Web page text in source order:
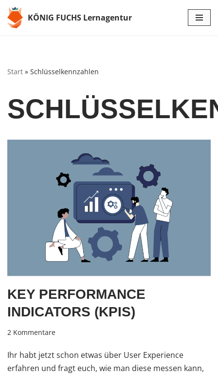
Zum
KÖNIG FUCHS Lernagentur
Start » Schlüsselkennzahlen
KEY PERFORMANCE
INDICATORS (KPIS)
2 Kommentare
Ihr habt jetzt schon etwas über User Experience
erfahren und fragt euch, wie man diese messen kann,